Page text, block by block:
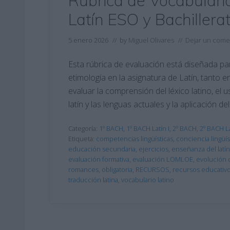
Latín ESO y
5 enero 2026 // by Miguel Olivares // Dejar un
Esta rúbrica de evaluación está diseñada
etimología en la asignatura de Latín, tanto
evaluar la comprensión del léxico latino, el
latín y las lenguas actuales y la aplicación
Categoría: 1º BACH, 1º BACH Latín I, 2º BACH, 2º BACH
Etiqueta: competencias lingüísticas, conciencia
educación secundaria, ejercicios, enseñanza del latín
evaluación formativa, evaluación LOMLOE, evolución
romances, obligatoria, RECURSOS, recursos
traducción latina, vocabulario latino